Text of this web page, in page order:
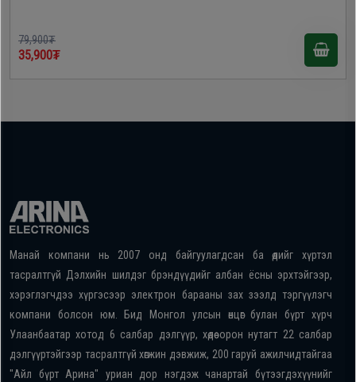
79,900₮
35,900₮
Манай компани нь 2007 онд байгуулагдсан ба өдийг хүртэл
тасралтгүй Дэлхийн шилдэг брэндүүдийг албан ёсны эрхтэйгээр,
хэрэглэгчдээ хүргэсээр электрон барааны зах зээлд тэргүүлэгч
компани болсон юм. Бид Монгол улсын өнцөг булан бүрт хүрч
Улаанбаатар хотод 6 салбар дэлгүүр, хөдөө орон нутагт 22 салбар
дэлгүүртэйгээр тасралтгүй хөгжин дэвжиж, 200 гаруй ажилчидтайгаа
"Айл бүрт Арина" уриан дор нэгдэж чанартай бүтээгдэхүүнийг